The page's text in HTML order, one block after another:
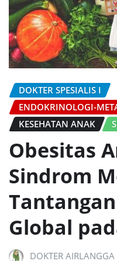
DOKTER SPESIALIS I
ENDOKRINOLOGI-
KESEHATAN ANAK
Obesitas
Sindrom
Global
DOKTER AIRLANGGA